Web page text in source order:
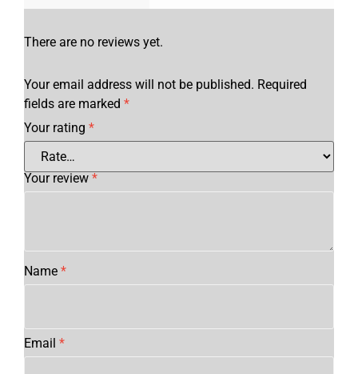
There are no reviews yet.
Your email address will not be published. Required
fields are marked *
Your rating *
Your review *
Name *
Email *